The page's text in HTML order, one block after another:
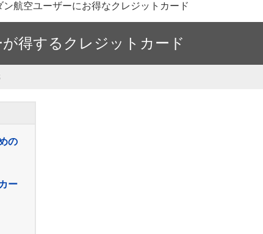
航空ユーザーにお得なクレジットカード
得するクレジットカード
の
ー